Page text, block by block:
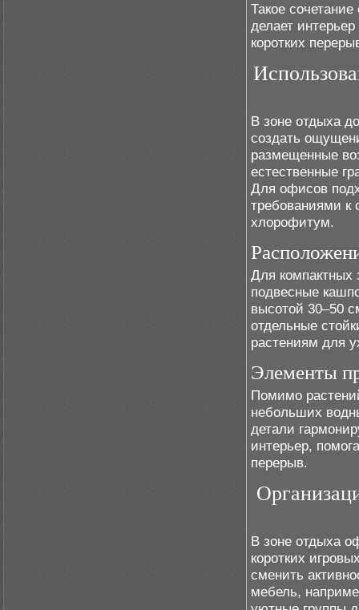
Такое
делает
коротких
В зоне отдыха
создать
размещенные
естественные
Для офисов
требованиями к
хлорофитум.
Для компактных
подвесные
высотой 30–50
отдельные
растениям для
Элементы
Помимо
небольших
детали
интерьер,
перерыв.
В зоне отдыха
коротких
сменить
мебель,